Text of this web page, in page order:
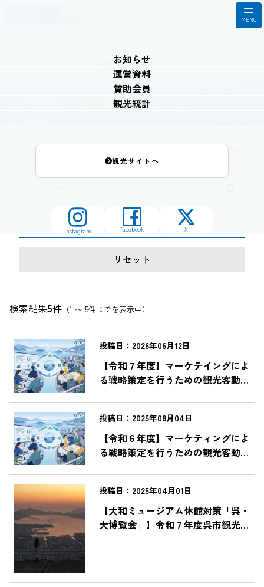
お知らせ
運営資料
賛助会員
観光統計
観光サイトへ
Instagram facebook X
事業者向けお知らせ
お知らせ
カテゴリーを指定する
カテゴリーを指定する
教育旅行
修学旅行
個人向け
団体向け
フィルムコミッション
観光素材
マーケティング
検索する
リセット
検索する
リセット
検索結果5件 （1 〜 5件までを表示中）
投稿日：2026年06月12日
【令和７年度】マーケテイングによ
る戦略策定を行うための観光客動向
投稿日：2025年08月04日
【令和６年度】マーケティングによ
る戦略策定を行うための観光客動向
投稿日：2025年04月01日
【大和ミュージアム休館対策「呉・
大博覧会」】令和７年度呉市観光コ